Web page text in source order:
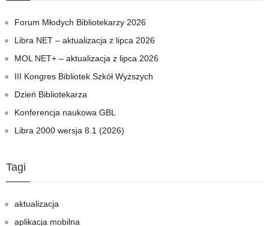
Forum Młodych Bibliotekarzy 2026
Libra NET – aktualizacja z lipca 2026
MOL NET+ – aktualizacja z lipca 2026
III Kongres Bibliotek Szkół Wyższych
Dzień Bibliotekarza
Konferencja naukowa GBL
Libra 2000 wersja 8.1 (2026)
Tagi
aktualizacja
aplikacja mobilna